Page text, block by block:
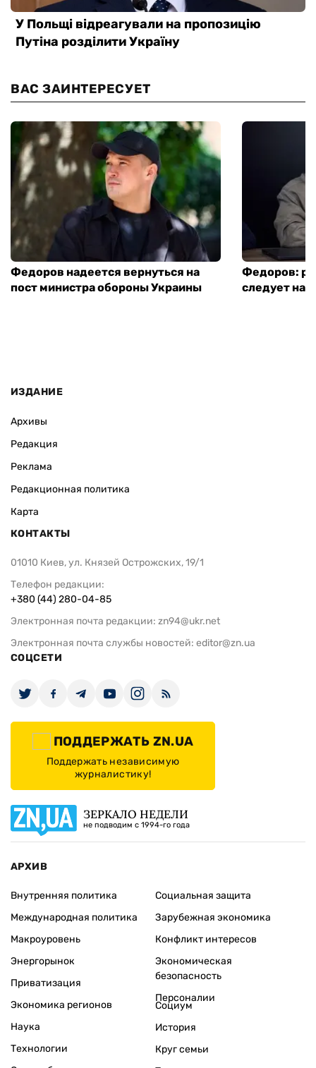
ВАС ЗАИНТЕРЕСУЕТ
Федоров надеется вернуться на
пост министра обороны Украины
Федоров:
следует
ИЗДАНИЕ
Архивы
Редакция
Реклама
Редакционная политика
Карта
КОНТАКТЫ
01010 Киев, ул. Князей Острожских, 19/1
Телефон редакции:
+380 (44) 280-04-85
Электронная почта редакции: zn94@ukr.net
Электронная почта службы новостей: editor@zn.ua
СОЦСЕТИ
ПОДДЕРЖАТЬ ZN.UA
Поддержать независимую
журналистику!
ЗЕРКАЛО НЕДЕЛИ
не подводим с 1994-го года
АРХИВ
Внутренняя политика
Международная политика
Макроуровень
Энергорынок
Приватизация
Экономика регионов
Социальная защита
Зарубежная экономика
Конфликт интересов
Экономическая
безопасность
Персоналии
Наука
Технологии
Социум
История
Круг семьи